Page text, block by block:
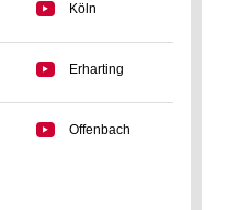
Köln
Erharting
Offenbach